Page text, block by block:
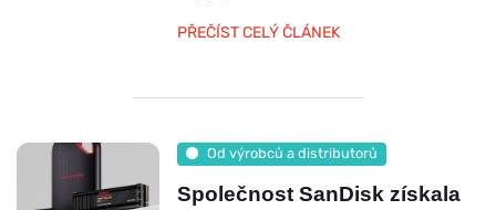
PŘEČÍST CELÝ ČLÁNEK
Od výrobců a distributorů
Společnost SanDisk získala